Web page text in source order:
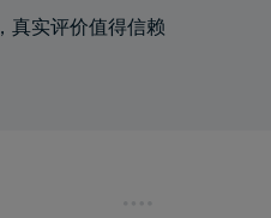
真实评价值得信赖